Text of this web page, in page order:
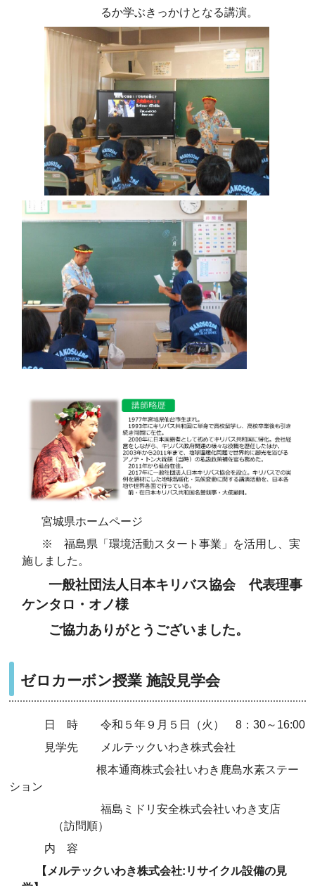
るか学ぶきっかけとなる講演。
宮城県ホームページ
※ 福島県「環境活動スタート事業」を活用し、実
施しました。
一般社団法人日本キリバス協会 代表理事
ケンタロ・オノ様
ご協力ありがとうございました。
ゼロカーボン授業 施設見学会
日 時 令和５年９月５日（火） 8：30～16:00
見学先 メルテックいわき株式会社
根本通商株式会社いわき鹿島水素ステー
ション
福島ミドリ安全株式会社いわき支店
（訪問順）
内 容
【メルテックいわき株式会社:リサイクル設備の見